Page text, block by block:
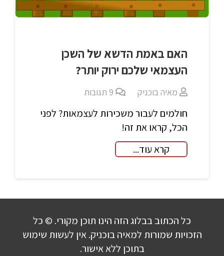
האם באמת הדשא של השכן
העצמאי שלכם ירוק יותר?
מאיה בוכניק 9 תגובות
חולמים לעבור משכירות לעצמאות? לפני
הכל, קראו את זה!
קרא עוד...
כל הכתוב בבלוג הזה הינו תוכן מקורי. © כל
הזכויות שמורות למאיה בוכניק. אין לעשות שימוש
בתוכן ללא אישור.